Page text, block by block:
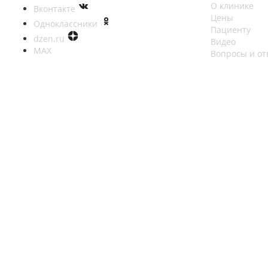
Вконтакте
Одноклассники
dzen.ru
MAX
О клинике
Цены
Пациенту
Видео
Вопросы и